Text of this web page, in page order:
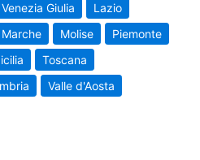
Giulia
Lazio
Marche Molise
Piemonte
Toscana
Valle d'Aosta